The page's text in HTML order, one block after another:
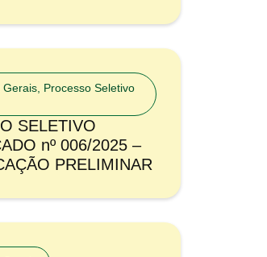
Gerais Processo Seletivo
SELETIVO
nº 006/2025 –
PRELIMINAR